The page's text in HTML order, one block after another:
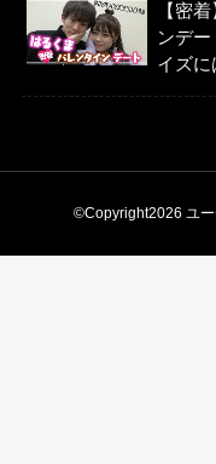
【密
ンデ
イズに
©Copyright2026 ユ